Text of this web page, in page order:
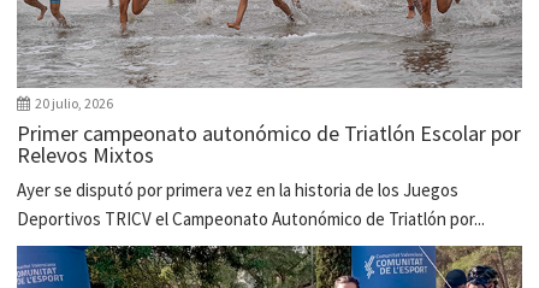
20 julio, 2026
Primer campeonato autonómico de Triatlón Escolar por
Relevos Mixtos
Ayer se disputó por primera vez en la historia de los Juegos
Deportivos TRICV el Campeonato Autonómico de Triatlón por...